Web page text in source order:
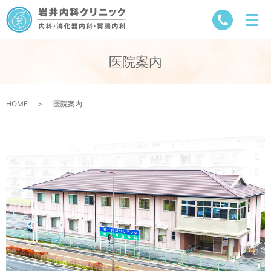
医院案内
HOME 医院案内